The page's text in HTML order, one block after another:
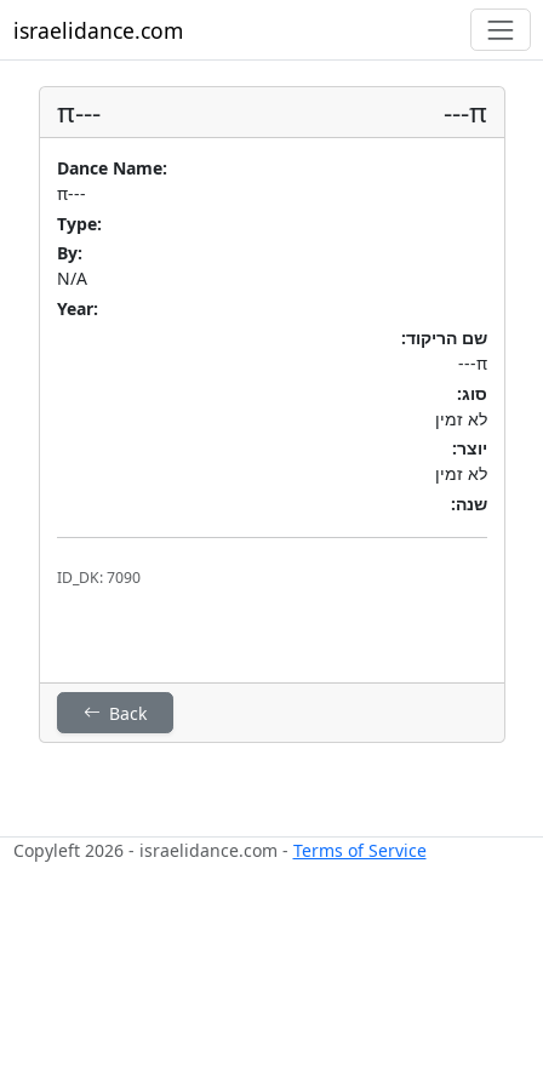
israelidance.com
π--- π---
Dance Name:
π---
Type:
By:
N/A
Year:
שם הריקוד:
π---
סוג:
לא זמין
יוצר:
לא זמין
שנה:
ID_DK: 7090
Back
Copyleft 2026 - israelidance.com - Terms of Service